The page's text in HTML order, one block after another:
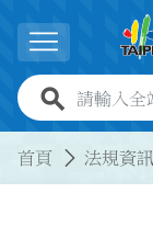
展開選單
全站查詢
首頁 法規資訊